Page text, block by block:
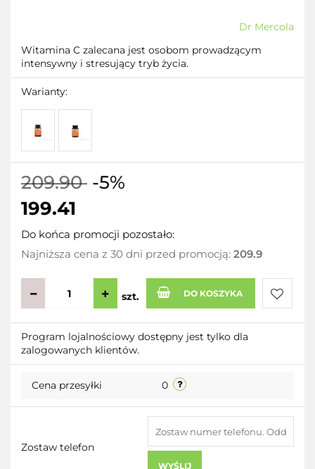
Dr Mercola
Witamina C zalecana jest osobom prowadzącym
intensywny i stresujący tryb życia.
Warianty:
209.90 -5%
199.41
Do końca promocji pozostało:
Najniższa cena z 30 dni przed promocją: 209.9
szt. DO KOSZYKA
Do
Program lojalnościowy dostępny jest tylko dla
zalogowanych klientów.
Cena przesyłki 0
Zostaw telefon
WYŚLIJ